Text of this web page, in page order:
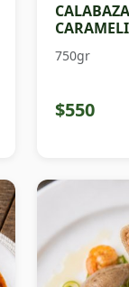
750gr
$550